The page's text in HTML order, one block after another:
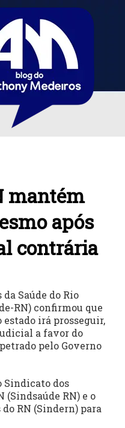
mantém
após
contrária
Saúde do Rio
RN) confirmou que
irá prosseguir,
a favor do
pelo Governo
Sindicato dos
(Sindsaúde RN) e o
RN (Sindern) para